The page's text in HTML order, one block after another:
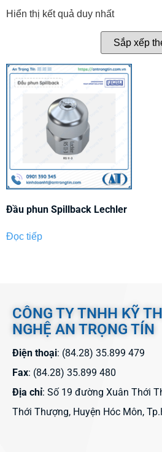
Hiển thị kết quả duy nhất
Đầu phun Spillback Lechler
Đọc tiếp
CÔNG TY TNHH KỸ
NGHỆ AN TRỌNG TÍN
Điện thoại: (84.28) 35.899 479
Fax: (84.28) 35.899 480
Địa chỉ: Số 19 đường Xuân Thới
Thới Thượng, Huyện Hóc Môn,